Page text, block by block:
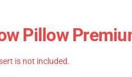
Pillow
is not included.